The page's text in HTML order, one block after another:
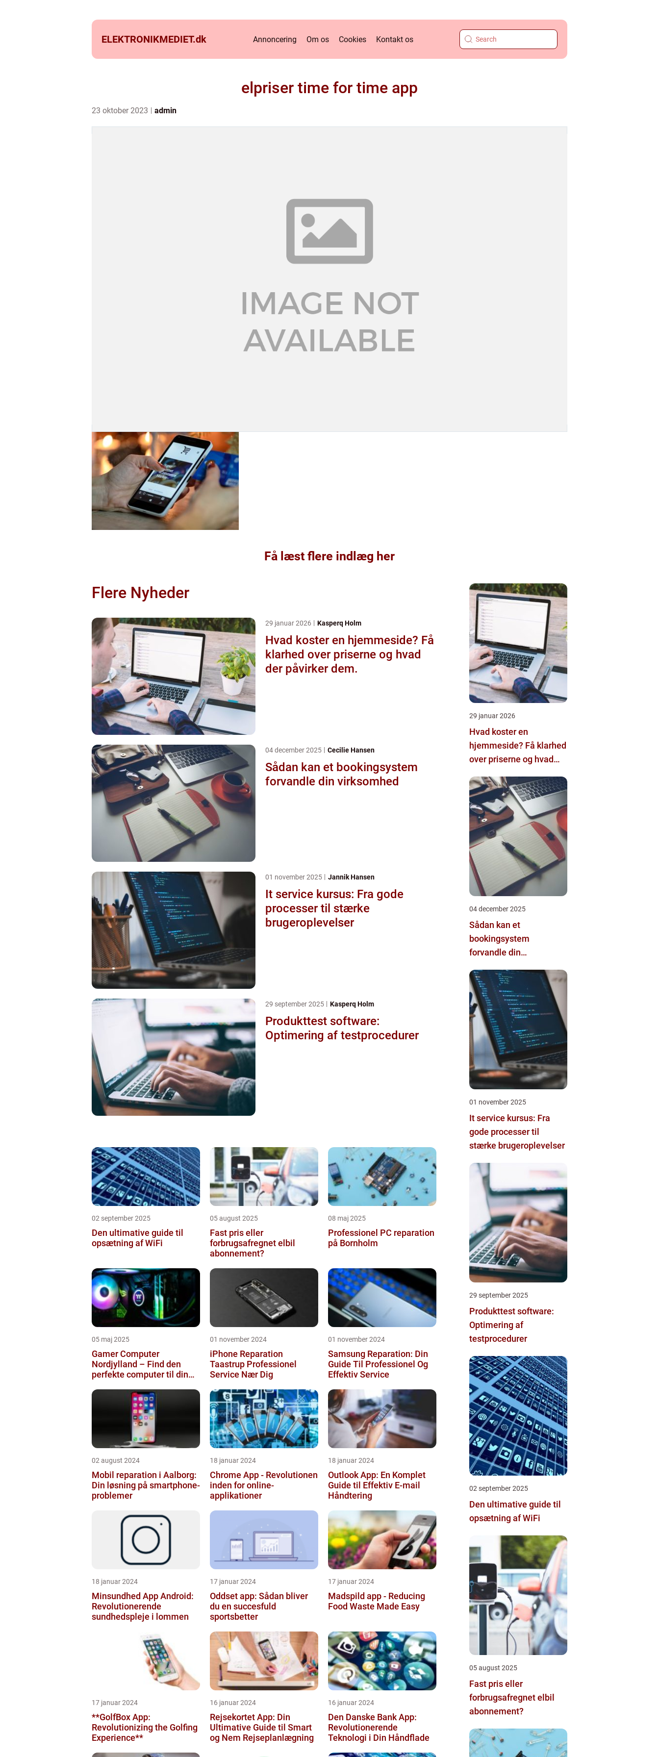
ELEKTRONIKMEDIET.dk Annoncering Om os Cookies Kontakt os
elpriser time for time app
23 oktober 2023 admin
Få læst flere indlæg her
Flere Nyheder
29 januar 2026 Kasperq Holm
Hvad koster en hjemmeside? Få
klarhed over priserne og hvad
der påvirker dem.
04 december 2025 Cecilie Hansen
Sådan kan et bookingsystem
forvandle din virksomhed
01 november 2025 Jannik Hansen
It service kursus: Fra gode
processer til stærke
brugeroplevelser
29 september 2025 Kasperq Holm
Produkttest software:
Optimering af testprocedurer
02 september 2025
Den ultimative guide til
opsætning af WiFi
05 august 2025
Fast pris eller
forbrugsafregnet elbil
abonnement?
08 maj 2025
Professionel PC reparation
på Bornholm
05 maj 2025
Gamer Computer
Nordjylland – Find den
perfekte computer til din
01 november 2024
iPhone Reparation
Taastrup Professionel
Service Nær Dig
01 november 2024
Samsung Reparation: Din
Guide Til Professionel Og
Effektiv Service
02 august 2024
Mobil reparation i Aalborg:
Din løsning på smartphone-
problemer
18 januar 2024
Chrome App - Revolutionen
inden for online-
applikationer
18 januar 2024
Outlook App: En Komplet
Guide til Effektiv E-mail
Håndtering
18 januar 2024
Minsundhed App Android:
Revolutionerende
sundhedspleje i lommen
17 januar 2024
Oddset app: Sådan bliver
du en succesfuld
sportsbetter
17 januar 2024
Madspild app - Reducing
Food Waste Made Easy
17 januar 2024
**GolfBox App:
Revolutionizing the Golfing
Experience**
16 januar 2024
Rejsekortet App: Din
Ultimative Guide til Smart
og Nem Rejseplanlægning
16 januar 2024
Den Danske Bank App:
Revolutionerende
Teknologi i Din Håndflade
29 januar 2026
Hvad koster en
hjemmeside? Få klarhed
over priserne og hvad
04 december 2025
Sådan kan et
bookingsystem
forvandle din
01 november 2025
It service kursus: Fra
gode processer til
stærke brugeroplevelser
29 september 2025
Produkttest software:
Optimering af
testprocedurer
02 september 2025
Den ultimative guide til
opsætning af WiFi
05 august 2025
Fast pris eller
forbrugsafregnet elbil
abonnement?